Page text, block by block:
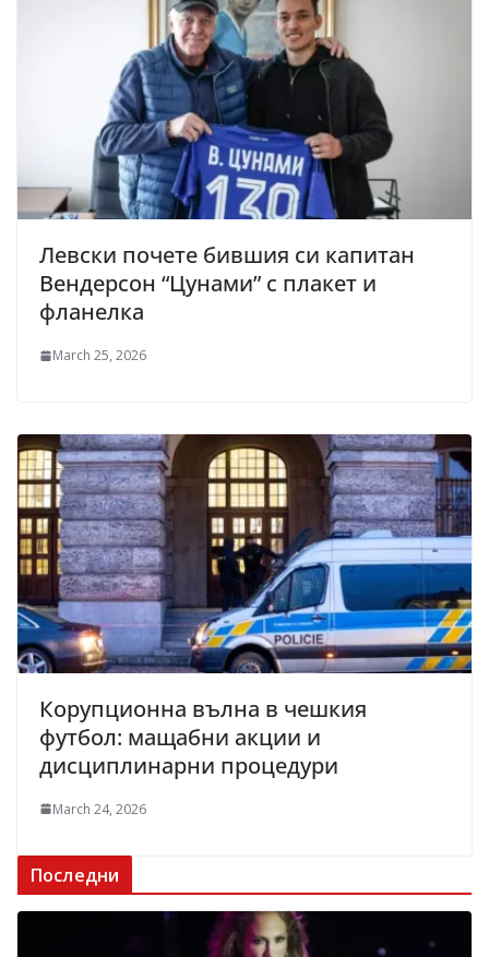
Левски почете бившия си капитан
Вендерсон “Цунами” с плакет и
фланелка
March 25, 2026
Корупционна вълна в чешкия
футбол: мащабни акции и
дисциплинарни процедури
March 24, 2026
Последни